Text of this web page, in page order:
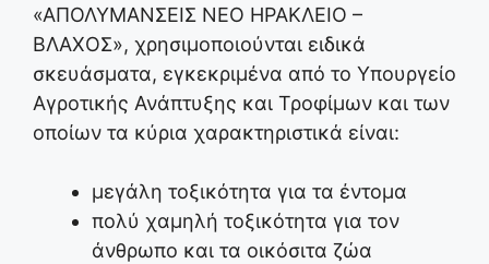
«ΑΠΟΛΥΜΑΝΣΕΙΣ ΝΕΟ ΗΡΑΚΛΕΙΟ –
ΒΛΑΧΟΣ», χρησιμοποιούνται ειδικά
σκευάσματα, εγκεκριμένα από το Υπουργείο
Αγροτικής Ανάπτυξης και Τροφίμων και των
οποίων τα κύρια χαρακτηριστικά είναι:
μεγάλη τοξικότητα για τα έντομα
πολύ χαμηλή τοξικότητα για τον
άνθρωπο και τα οικόσιτα ζώα